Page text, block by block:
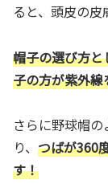
ると、頭皮の皮
帽子の選び方
子の方が紫外線
さらに野球帽
り、 つばが360
す！